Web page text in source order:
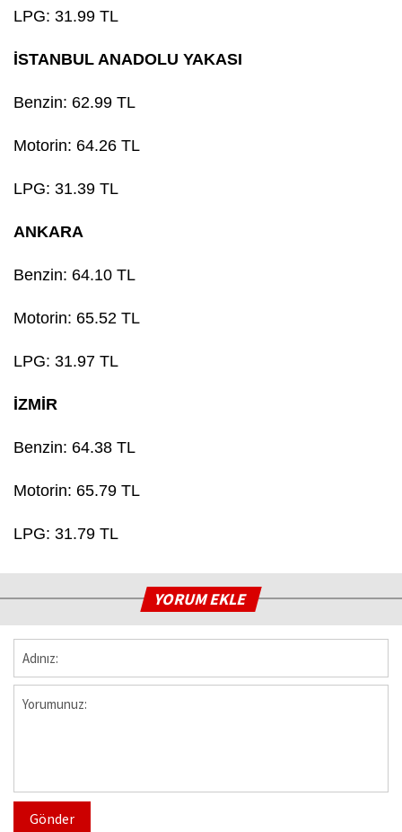
LPG: 31.99 TL
İSTANBUL ANADOLU YAKASI
Benzin: 62.99 TL
Motorin: 64.26 TL
LPG: 31.39 TL
ANKARA
Benzin: 64.10 TL
Motorin: 65.52 TL
LPG: 31.97 TL
İZMİR
Benzin: 64.38 TL
Motorin: 65.79 TL
LPG: 31.79 TL
YORUM EKLE
Gönder